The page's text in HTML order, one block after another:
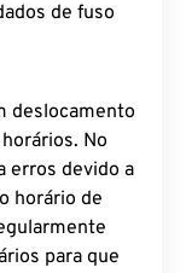
de fuso
deslocamento
No
erros devido a
horário de
para que